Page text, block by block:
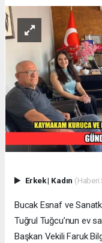
Erkek| Kadın (Haberi
Bucak Esnaf ve
Tuğrul Tuğcu’nun ev
Başkan Vekili Faruk